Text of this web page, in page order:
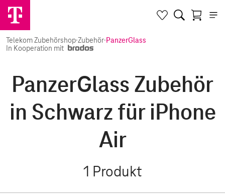
Telekom Zubehörshop·Zubehör·PanzerGlass
In Kooperation mit
PanzerGlass Zubehör
in Schwarz für iPhone
Air
1 Produkt